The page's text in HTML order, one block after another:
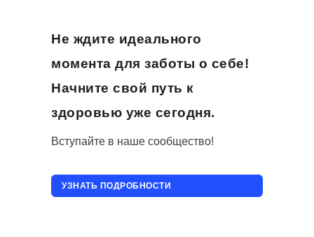
Не ждите идеального
момента для заботы о себе!
Начните свой путь к
здоровью уже сегодня.
Вступайте в наше сообщество!
УЗНАТЬ ПОДРОБНОСТИ